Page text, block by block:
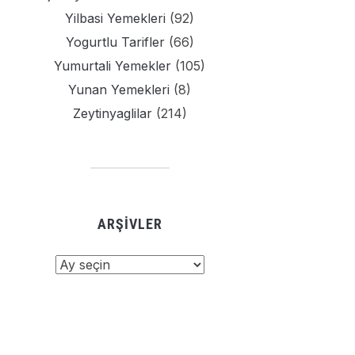
Yilbasi Yemekleri (92)
Yogurtlu Tarifler(66)
Yumurtali Yemekler (105)
Yunan Yemekleri (8)
Zeytinyaglilar(214)
ARŞIVLER